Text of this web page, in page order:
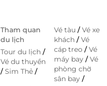
Tham quan
du lịch
Tour du lịch /
Vé du thuyền
/Sim Thẻ /
Vé tàu/Vé xe
khách/Vé
cáp treo/Vé
máy bay/Vé
phòng chờ
sân bay/